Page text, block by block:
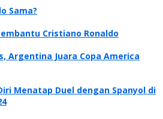
Sama?
Cristiano Ronaldo
Argentina Juara Copa America
Menatap Duel dengan Spanyol di